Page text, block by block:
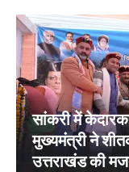
सांकरी में
मुख्यमंत्री ने
उत्तराखंड की